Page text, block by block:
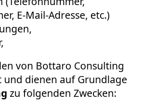
E-Mail-Adresse, etc.)
von Bottaro Consulting
dienen auf Grundlage
zu folgenden Zwecken: